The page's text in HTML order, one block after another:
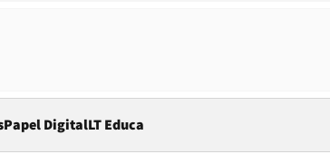
Papel DigitalOpens in new window
LT Educa